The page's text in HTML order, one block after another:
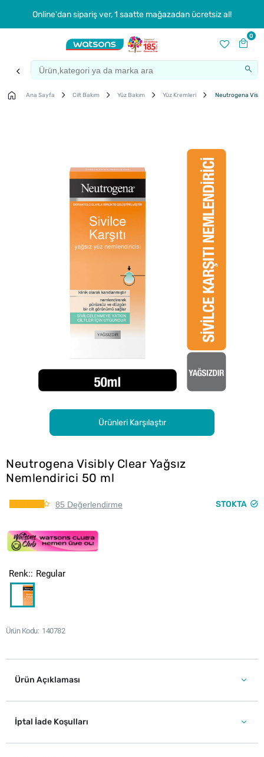
Online'dan sipariş ver, 1 saatte mağazadan ücretsiz al!
0
Ana Sayfa Cilt Bakım Yüz Bakım Yüz Kremleri Neutrogena
Ürünleri Karşılaştır
Neutrogena Visibly Clear Yağsız
Nemlendirici 50 ml
85 Değerlendirme STOKTA
Ürün Kodu 140782
Renk: Regular
Ürün Açıklaması
İptal İade Koşulları